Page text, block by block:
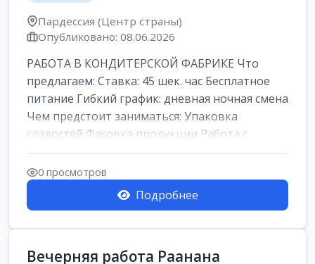
Пардессия (Центр страны)
Опубликовано: 08.06.2026
РАБОТА В КОНДИТЕРСКОЙ ФАБРИКЕ Что
предлагаем: Ставка: 45 шек. час Бесплатное
питание Гибкий график: дневная ночная смена
Чем предстоит заниматься: Упаковка
сладостей Фасовка продукции Работа с
кремами...
0 просмотров
Подробнее
Вечерняя работа Раанана